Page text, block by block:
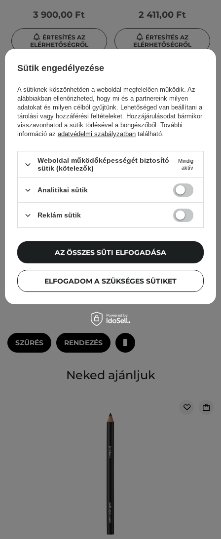
3 900,00 Ft
ÉRTESÍTÉS AZ
ELÉRHETŐSÉGRŐL
2 411,00 Ft
ÉRTESÍTÉS AZ
ELÉRHETŐSÉGRŐL
Moira - Supernova
Multichrome Gel Liner -
1
3 500,00 Ft
ELÉRHETŐSÉGRŐL
Moira - Supernova
Multichrome Gel Liner -
Zselés Szemceruza - 008
Zora - 0,26g
1
3 800,00 Ft
ELÉRHETŐSÉGRŐL
SZŰRÉS RENDEZÉS
Neked ajánljuk
Sütik engedélyezése
A sütiknek köszönhetően a weboldal megfelelően működik. Az
alábbiakban ellenőrizheted, hogy mi és a partnereink milyen
adatokat és milyen célból gyűjtünk. Lehetőséged van beállítani a
tárolási vagy hozzáférési feltételeket. Hozzájárulásodat bármikor
visszavonhatod a sütik törlésével a böngészőből. További
információ az adatvédelmi szabályzatban található.
Weboldal működőképességét biztosító
sütik (kötelezők)
Mindig
aktív
Analitikai sütik
Reklám sütik
ELFOGADOM A SZÜKSÉGES SÜTIKET
AZ ÖSSZES SÜTI ELFOGADÁSA